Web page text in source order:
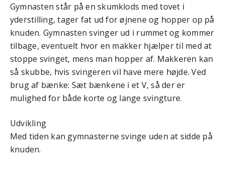
Gymnasten står på en skumklods med tovet i
yderstilling, tager fat ud for øjnene og hopper op på
knuden. Gymnasten svinger ud i rummet og kommer
tilbage, eventuelt hvor en makker hjælper til med at
stoppe svinget, mens man hopper af. Makkeren kan
så skubbe, hvis svingeren vil have mere højde. Ved
brug af bænke: Sæt bænkene i et V, så der er
mulighed for både korte og lange svingture.
Udvikling
Med tiden kan gymnasterne svinge uden at sidde på
knuden.